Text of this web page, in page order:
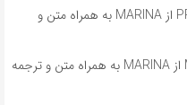
آهنگ انگلیسی PRINCESS OF POWER از MARINA به همراه متن و
آهنگ انگلیسی METALLIC STALLION از MARINA به همراه متن و ترجمه